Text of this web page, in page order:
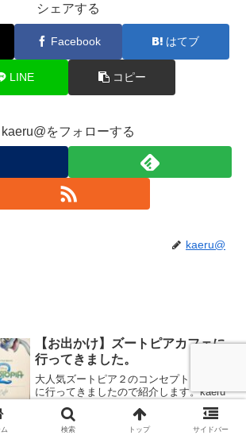
シェアする
Facebook はてブ
LINE コピー
kaeru@をフォローする
kaeru@
【お出かけ】ズートピアカフェに
行ってきました。
大人気ズートピア２のコンセプトカフェ
に行ってきましたので紹介します。kaeru
ドスケープ池袋店です。ズートピアカフ
ェズートピアカフェは、ディズニー映画
検索 トップ サイドバー